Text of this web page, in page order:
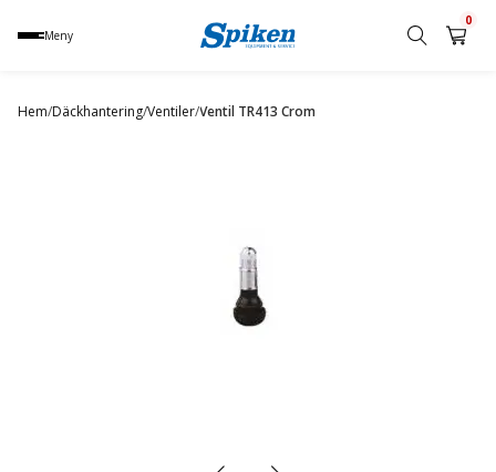
Meny
namn,
0
Hem/Däckhantering/Ventiler/Ventil TR413 Crom